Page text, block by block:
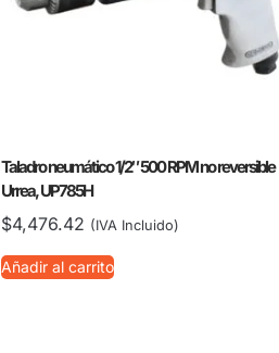
Taladro neumático 1/2″ 500 RPM no reversible
Urrea, UP785H
$4,476.42 (IVA Incluido)
Añadir al carrito